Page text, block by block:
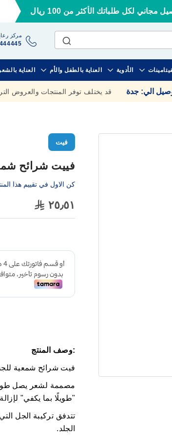
مجاني لكل طلباتك الأكثر من 100 ريال
مركز
الأدوية العناية بالطفل والأم العناية بالشعر
الي: جدة قد يختلف توفر المنتجات والعروض
فيت
فييت شرائح
كن الاول في تقييم هذا
٢٥٫٥١
:وصف المنتج
فيت شرائح شمعية
"طويلًا بما يكفي"
الجلد.